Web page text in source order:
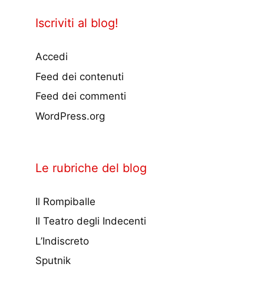
Iscriviti al blog!
Accedi
Feed dei contenuti
Feed dei commenti
WordPress.org
Le rubriche del blog
Il Rompiballe
Il Teatro degli Indecenti
L’Indiscreto
Sputnik